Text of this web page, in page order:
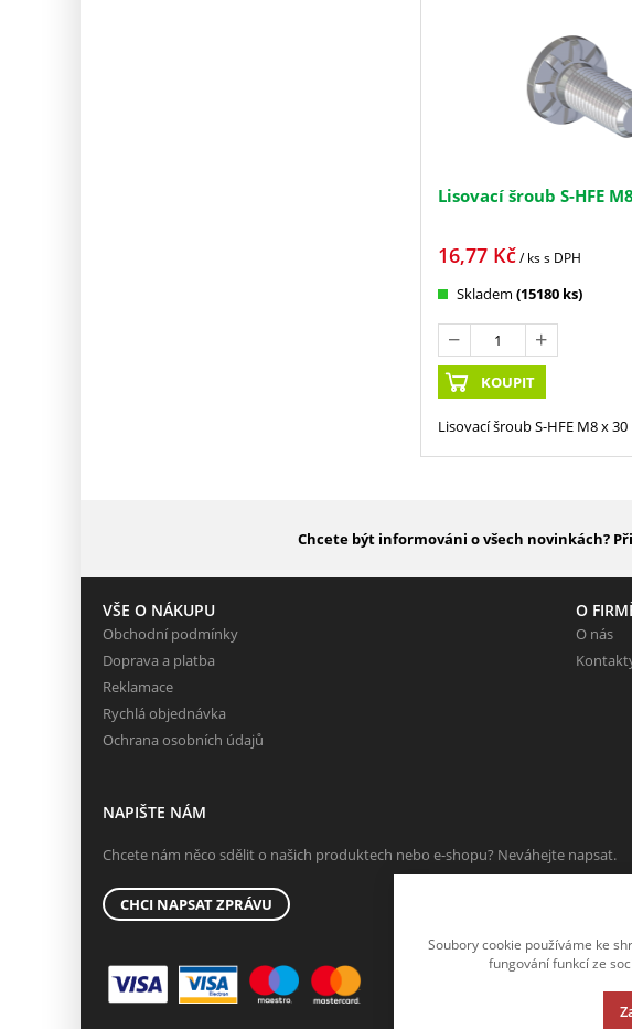
Lisovací šroub S-HFE
16,77Kč/ kss DPH
Skladem (15180 ks)
KOUPIT
Lisovací šroub S-HFE M8 x 30
Chcete být informováni o všech novinkách?
VŠE O NÁKUPU
Obchodní podmínky
Doprava a platba
Reklamace
Rychlá objednávka
Ochrana osobních údajů
O
O nás
NAPIŠTE NÁM
Chcete nám něco sdělit o našich produktech nebo e-shopu? Neváhejte napsat.
CHCI NAPSAT ZPRÁVU
Soubory cookie používáme ke
fungování funkcí ze